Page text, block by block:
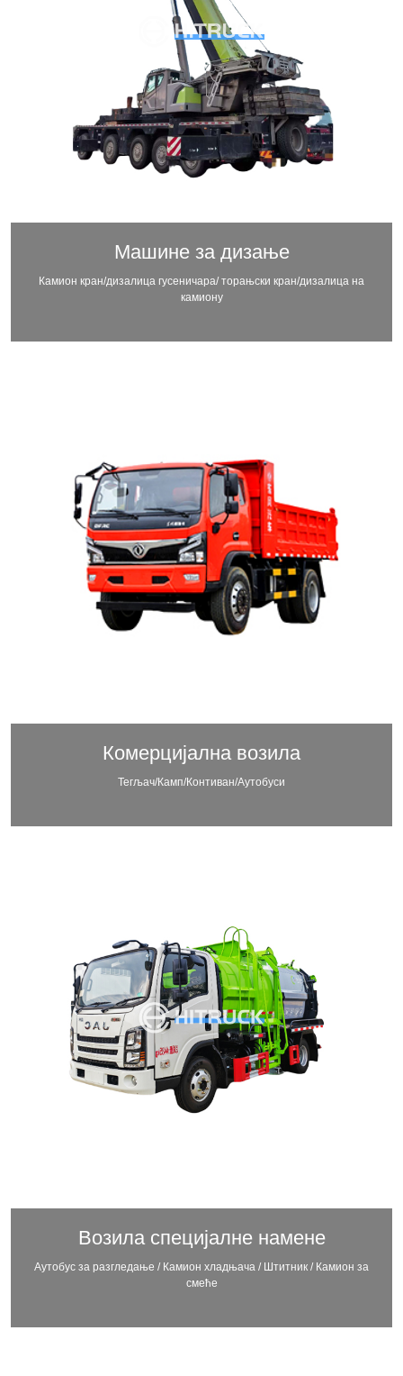
Машине за дизање
Камион кран/дизалица гусеничара/ торањски кран/дизалица на
камиону
Комерцијална возила
Тегљач/Камп/Контиван/Аутобуси
Возила специјалне намене
Аутобус за разгледање / Камион хладњача / Штитник / Камион за
смеће